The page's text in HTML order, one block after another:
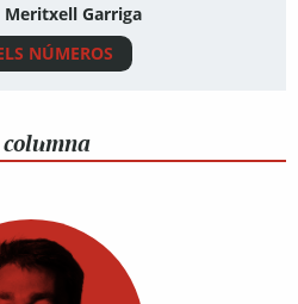
Garriga
NÚMEROS